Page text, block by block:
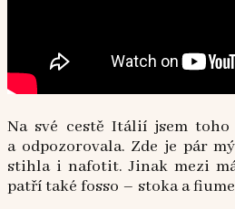
Na své cestě Itálií jsem toho
a odpozorovala. Zde je pár
stihla i nafotit. Jinak mezi
patří také fosso – stoka a